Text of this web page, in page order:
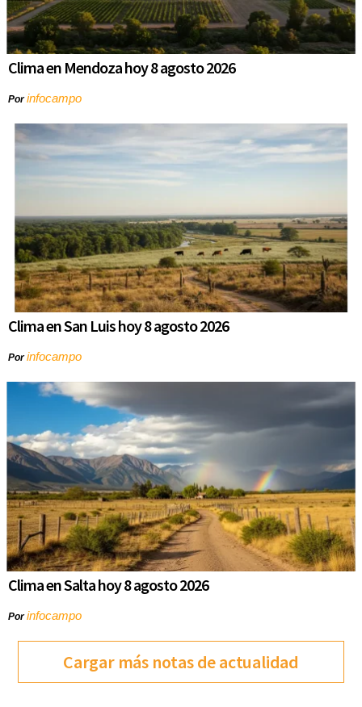
Clima en Mendoza hoy 8 agosto 2026
Porinfocampo
Clima en San Luis hoy 8 agosto 2026
Porinfocampo
Clima en Salta hoy 8 agosto 2026
Porinfocampo
Cargar más notas de actualidad